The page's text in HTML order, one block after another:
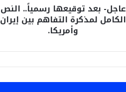
عاجل- بعد توقيعها رسمياً.. النص
الكامل لمذكرة التفاهم بين إيران
وأمريكا.